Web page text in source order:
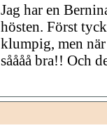
Jag har en
hösten. Först
klumpig, men
såååå bra!! Och